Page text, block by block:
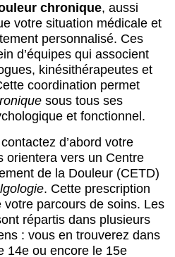
chronique, aussi
votre situation médicale et
personnalisé. Ces
d’équipes qui associent
kinésithérapeutes et
coordination permet
sous tous ses
et fonctionnel.
d’abord votre
orientera vers un Centre
de la Douleur (CETD)
. Cette prescription
votre parcours de soins. Les
répartis dans plusieurs
: vous en trouverez dans
14e ou encore le 15e